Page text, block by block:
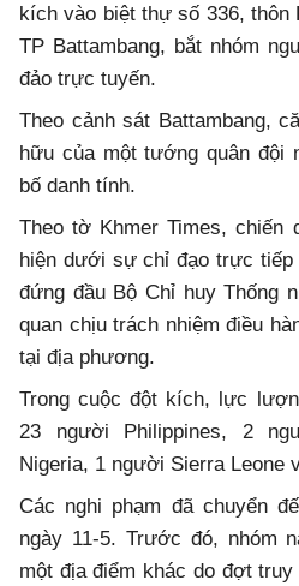
kích vào biệt thự số 336, thôn
TP Battambang, bắt nhóm
đảo trực tuyến.
Theo cảnh sát Battambang,
hữu của một tướng quân đội
bố danh tính.
Theo tờ Khmer Times,
hiện dưới sự chỉ đạo trực tiếp
đứng đầu Bộ Chỉ huy Thống
quan chịu trách nhiệm điều
tại địa phương.
Trong cuộc đột kích, lực
23 người Philippines, 2
Nigeria, 1 người Sierra Leone
Các nghi phạm đã chuyển
ngày 11-5. Trước đó, nhóm
một địa điểm khác do đợt